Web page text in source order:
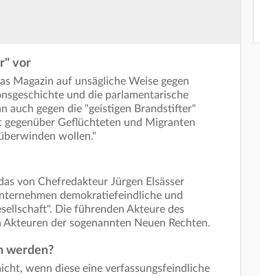
vor
Magazin auf unsägliche Weise gegen
und die parlamentarische
auch gegen die "geistigen Brandstifter"
Geflüchteten und Migranten
wollen."
von Chefredakteur Jürgen Elsässer
demokratiefeindliche und
Die führenden Akteure des
der sogenannten Neuen Rechten.
werden?
wenn diese eine verfassungsfeindliche